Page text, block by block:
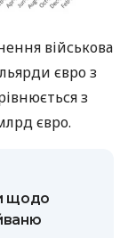
військова
євро з
з
євро.
щодо